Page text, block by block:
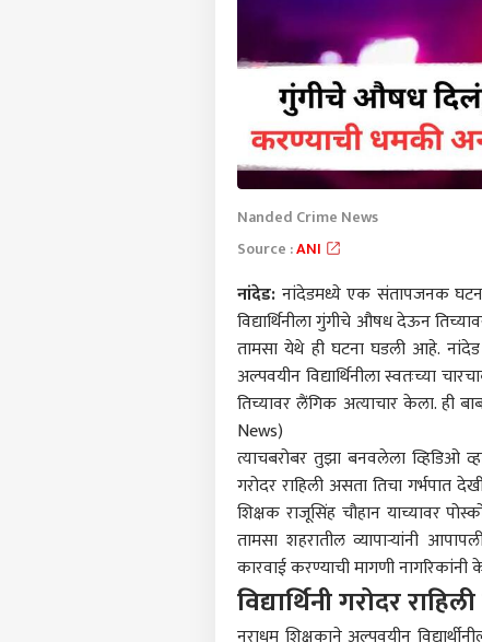
Nanded Crime News
Source :ANI
नांदेड: नांदेडमध्ये एक संतापजनक
विद्यार्थिनीला गुंगीचे औषध देऊन
तामसा येथे ही घटना घडली आहे. नांदेड
अल्पवयीन विद्यार्थिनीला स्वतःच्या
तिच्यावर लैंगिक अत्याचार केला. ही
News)
त्याचबरोबर तुझा बनवलेला व्हिडिओ
गरोदर राहिली असता तिचा गर्भपात
शिक्षक राजूसिंह चौहान याच्यावर
तामसा शहरातील व्यापाऱ्यांनी
कारवाई करण्याची मागणी
विद्यार्थिनी गरोदर